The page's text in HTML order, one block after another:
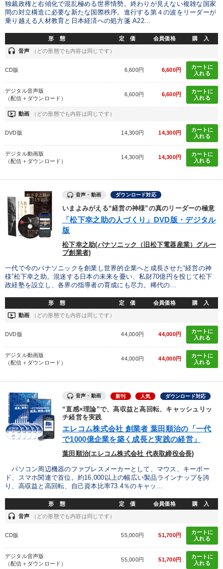
独裁政権と右傾化で混乱極める世界情勢。終わりが見えない複雑な国家
間の対立構造に必要な新たな国際秩序。進行する第４の波をリーダーが
乗り越える人材教育と日本経済への処方箋 A22...
形 態 定 価 会員価格 購 入
headset 音声 （どの形態でも内容は同じです）
CD版 6,600円 6,600円
カートに
入れる
デジタル音声版
（配信＋ダウンロード）
6,600円 6,600円
カートに
入れる
ondemand_video 動画 （どの形態でも内容は同じです）
DVD版 14,300円 14,300円
カートに
入れる
デジタル動画版
（配信＋ダウンロード）
14,300円 14,300円
カートに
入れる
音声・動画 ダウンロード対応
いまよみがえる“経営の神様”の真のリーダーの極意
「松下幸之助の人づくり」DVD版・デジタル
版
松下幸之助(パナソニック（旧松下電器産業）グルー
プ創業者)
一代で今のパナソニックを創業し世界的企業へと成長させた“経営の神
様”松下幸之助。混迷する日本の未来を憂い、私財70億円を投じて松下
政経塾を設立し、各界の指導者の育成にも尽力。稀代の...
形 態 定 価 会員価格 購 入
ondemand_video 動画 （どの形態でも内容は同じです）
DVD版 44,000円 44,000円
カートに
入れる
デジタル動画版
（配信＋ダウンロード）
44,000円 44,000円
カートに
入れる
音声・動画 新刊 人気 ダウンロード対応
“直感×理論”で、高収益と高回転、キャッシュリッ
チ経営を実践
エレコム株式会社 創業者 葉田順治の「一代
で1000億企業を築く成長と実践の経営」
葉田順治(エレコム株式会社 代表取締役会長)
パソコン周辺機器のファブレスメーカーとして、マウス、キーボー
ド、スマホ関連で首位。約16,000以上の幅広い製品ラインナップを誇
り、高収益と高回転、自己資本比率73.4％のキャッ...
形 態 定 価 会員価格 購 入
headset 音声 （どの形態でも内容は同じです）
CD版 55,000円 51,700円
カートに
入れる
デジタル音声版
（配信＋ダウンロード）
55,000円 51,700円
カートに
入れる